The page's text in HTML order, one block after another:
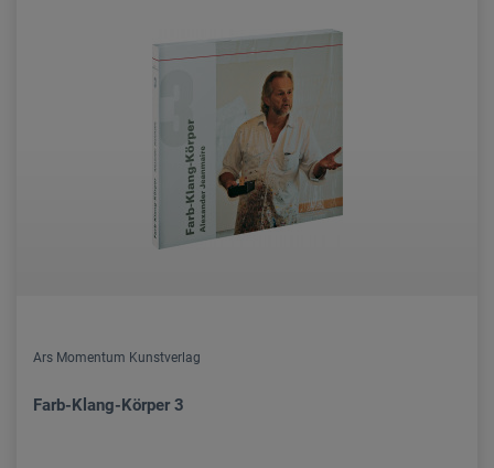
Ars Momentum Kunstverlag
Farb-Klang-Körper 3